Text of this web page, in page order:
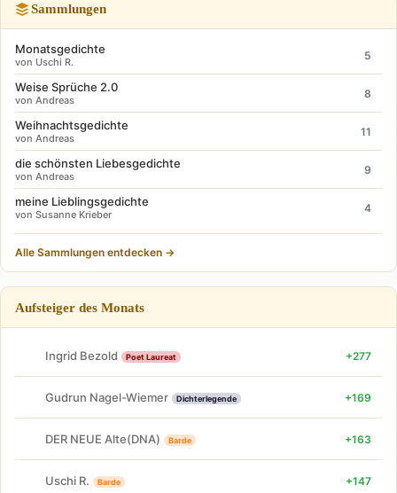
Sammlungen
Monatsgedichte
von Uschi R.
5
Weise Sprüche 2.0
von Andreas
8
Weihnachtsgedichte
von Andreas
11
die schönsten Liebesgedichte
von Andreas
9
meine Lieblingsgedichte
von Susanne Krieber
4
Alle Sammlungen entdecken →
Aufsteiger des Monats
Ingrid Bezold Poet Laureat +277
Gudrun Nagel-Wiemer Dichterlegende +169
DER NEUE Alte(DNA) Barde +163
Uschi R. Barde +147